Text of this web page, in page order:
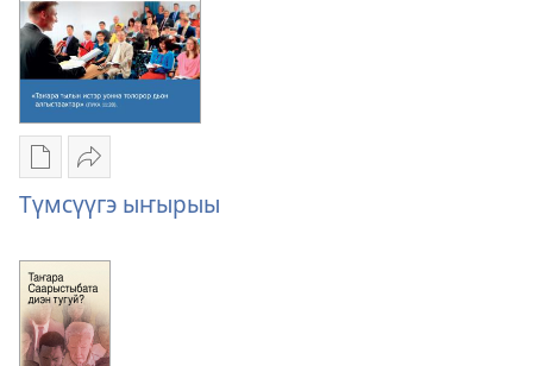
дуо?
Публикациялар
электроннай
көрүҥнэрин
загрузкалара
Түмсүүгэ
ыҥырыы
Үллэстии
Түмсүүгэ
ыҥырыы
Түмсүүгэ ыҥырыы